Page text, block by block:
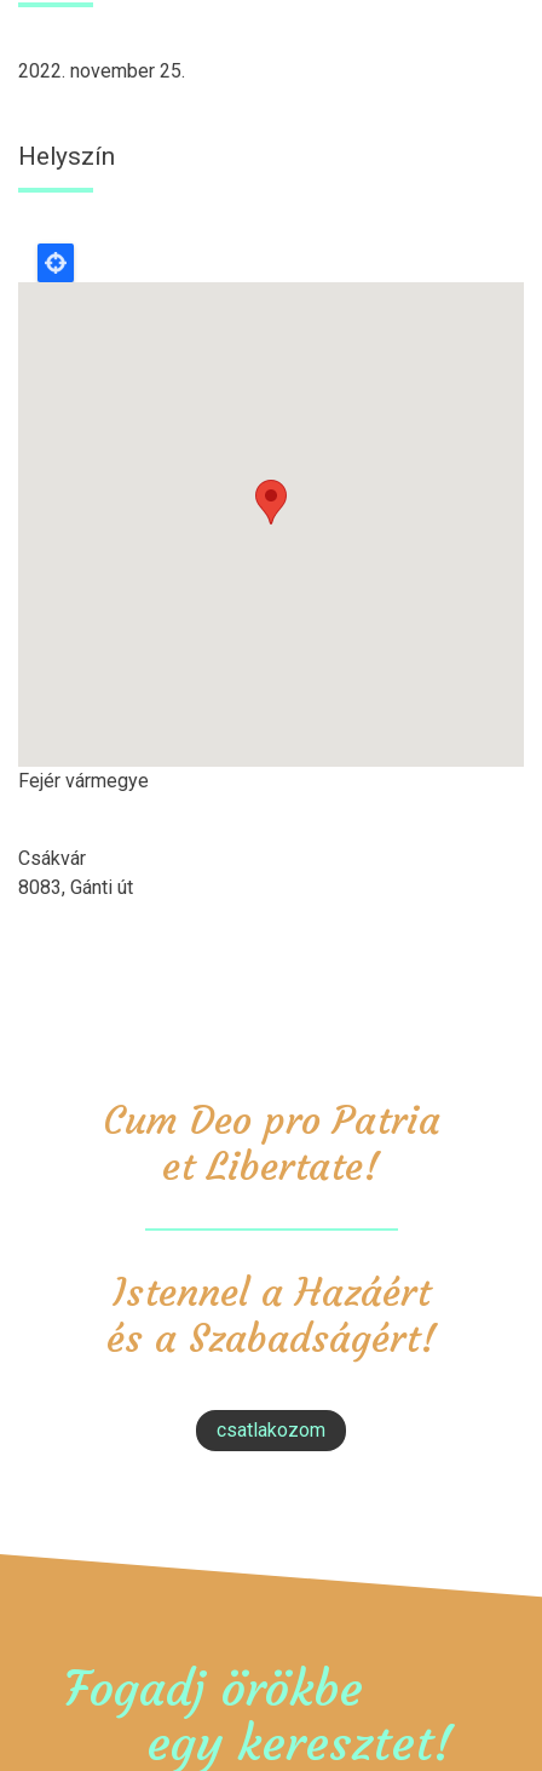
2022. november 25.
Helyszín
Fejér vármegye
Csákvár
8083, Gánti út
Cum Deo pro Patria
et Libertate!
Istennel a Hazáért
és a Szabadságért!
csatlakozom
Fogadj örökbe
egy keresztet!